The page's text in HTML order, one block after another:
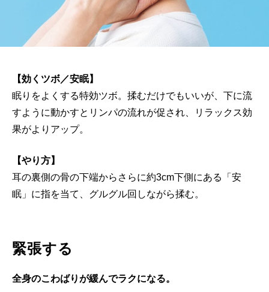
【効くツボ／安眠】
眠りをよくする特効ツボ。揉むだけでもいいが、下に流
すように動かすとリンパの流れが促され、リラックス効
果がよりアップ。
【やり方】
耳の裏側の骨の下端からさらに約3cm下側にある「安
眠」に指を当て、グルグル回しながら揉む。
緊張する
全身のこわばりが緩んでラクになる。